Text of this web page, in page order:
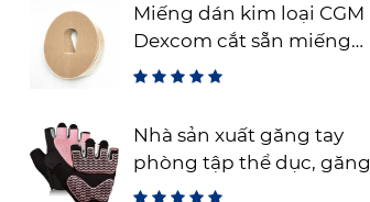
Miếng dán kim loại CGM
Dexcom cắt sẵn miếng
thép cố định cảm biến
Nhà sản xuất găng tay
phòng tập thể dục, găng
tay tập luyện không ngón